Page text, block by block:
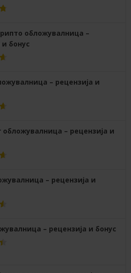
обложувалница –
и бонус
– рецензија и
обложувалница – рецензија и
– рецензија и
– рецензија и бонус